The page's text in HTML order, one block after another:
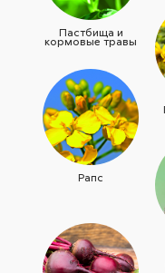
Пастбища и
кормовые травы
Рапс